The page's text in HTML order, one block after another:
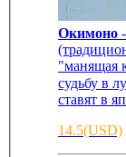
Окимоно
"манящая
судьбу в
ставят в
14.5(USD)